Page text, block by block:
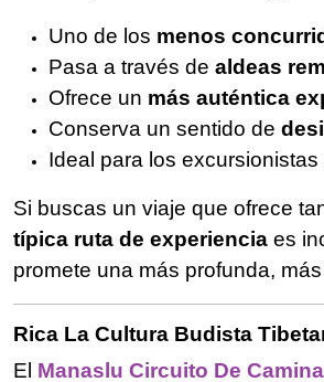
Uno de los menos
Pasa a través de aldeas
Ofrece un más auténtica
Conserva un sentido de
Ideal para los
Si buscas un viaje que ofrece
típica ruta de experiencia es
promete una más profunda,
Rica La Cultura Budista
El Manaslu Circuito De